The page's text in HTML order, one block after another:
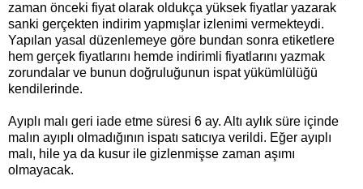
zaman önceki fiyat olarak oldukça yüksek fiyatlar yazarak
sanki gerçekten indirim yapmışlar izlenimi vermekteydi.
Yapılan yasal düzenlemeye göre bundan sonra etiketlere
hem gerçek fiyatlarını hemde indirimli fiyatlarını yazmak
zorundalar ve bunun doğruluğunun ispat yükümlülüğü
kendilerinde.
Ayıplı malı geri iade etme süresi 6 ay. Altı aylık süre içinde
malın ayıplı olmadığının ispatı satıcıya verildi. Eğer ayıplı
malı, hile ya da kusur ile gizlenmişse zaman aşımı
olmayacak.